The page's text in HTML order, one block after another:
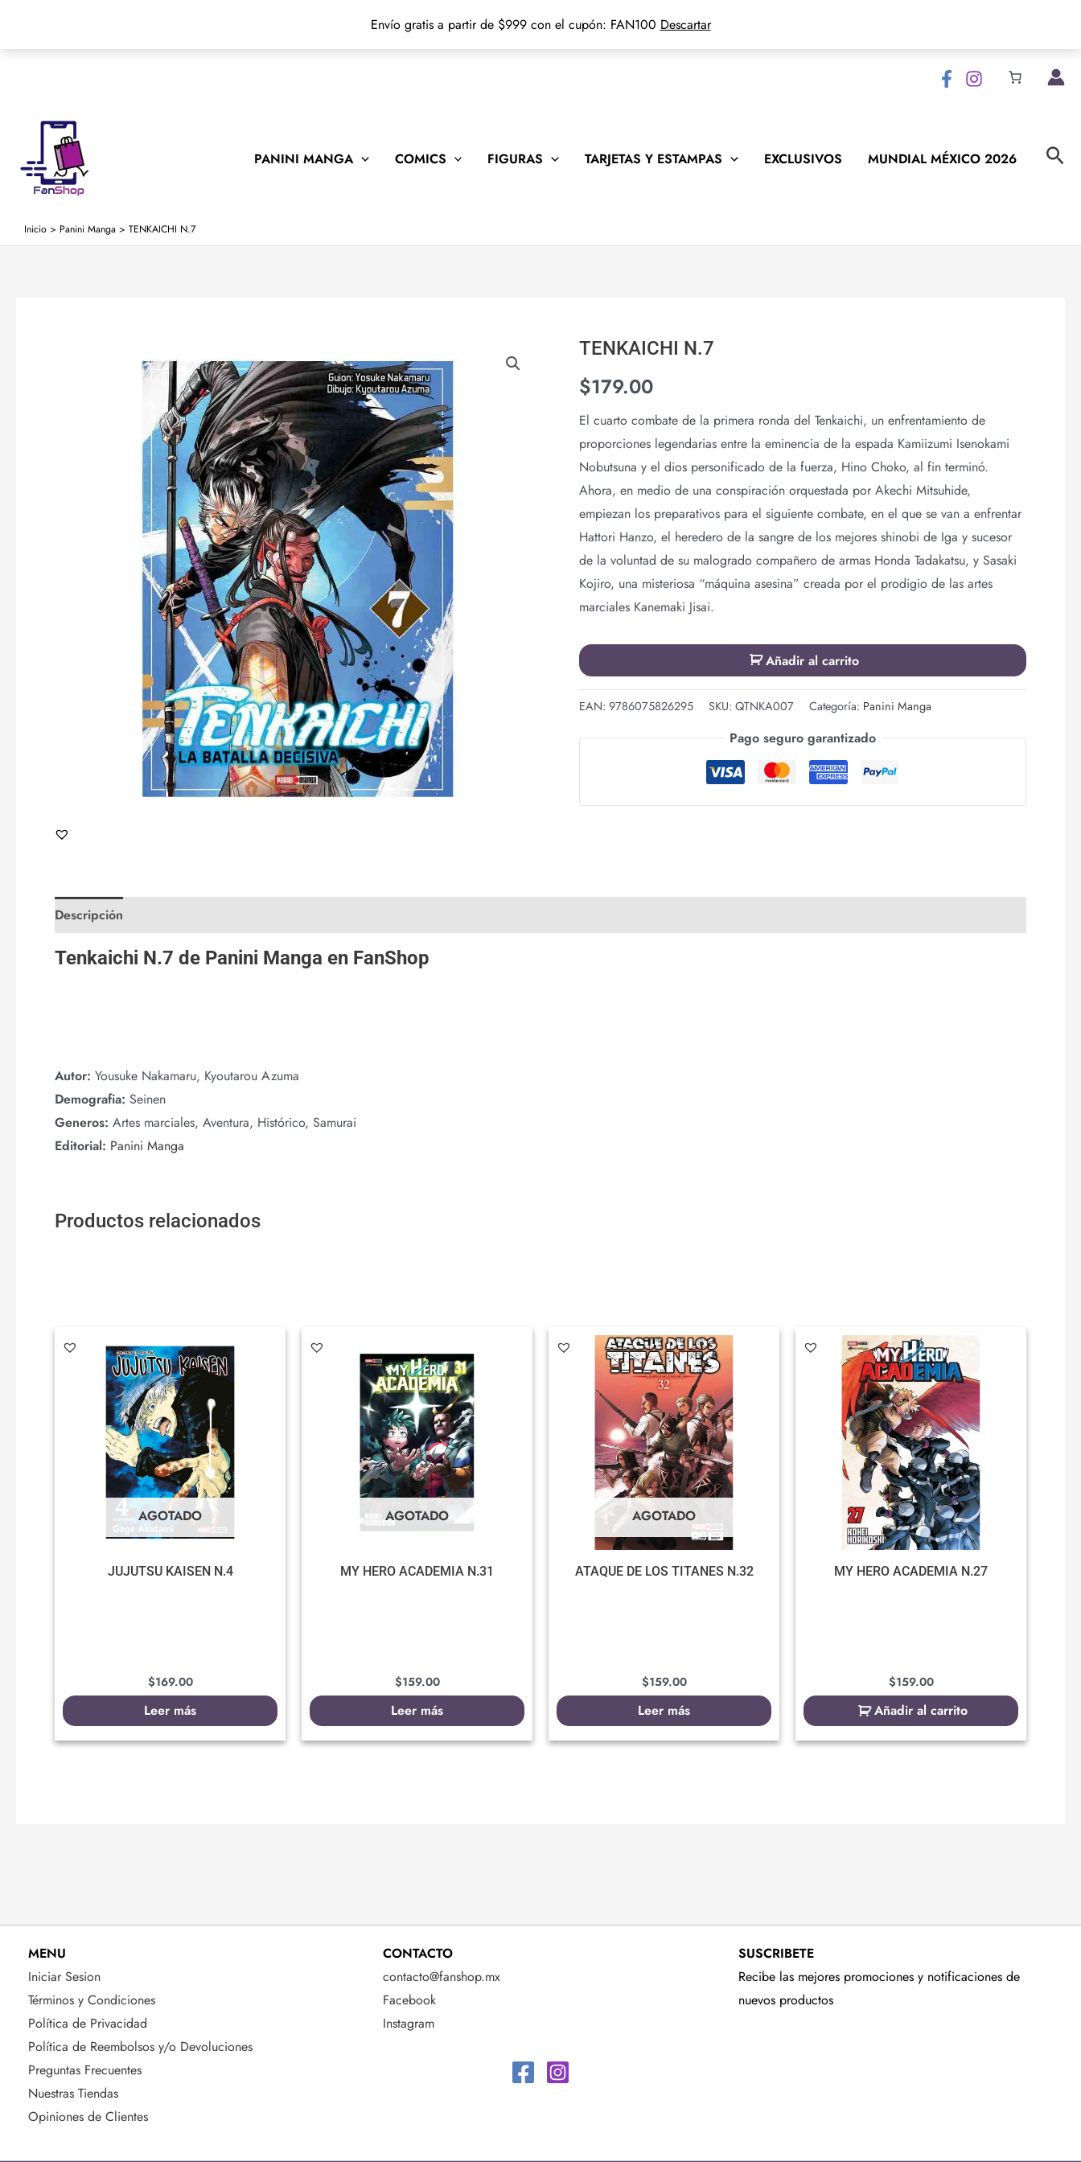
Envío gratis a partir de $999 con el cupón: FAN100 Descartar
PANINI MANGA COMICS FIGURAS TARJETAS Y ESTAMPAS EXCLUSIVOS MUNDIAL MÉXICO 2026
Inicio > Panini Manga > TENKAICHI N.7
TENKAICHI N.7
$179.00
El cuarto combate de la primera ronda del Tenkaichi, un enfrentamiento de
proporciones legendarias entre la eminencia de la espada Kamiizumi Isenokami
Nobutsuna y el dios personificado de la fuerza, Hino Choko, al fin terminó.
Ahora, en medio de una conspiración orquestada por Akechi Mitsuhide,
empiezan los preparativos para el siguiente combate, en el que se van a enfrentar
Hattori Hanzo, el heredero de la sangre de los mejores shinobi de Iga y sucesor
de la voluntad de su malogrado compañero de armas Honda Tadakatsu, y Sasaki
Kojiro, una misteriosa “máquina asesina” creada por el prodigio de las artes
marciales Kanemaki Jisai.
TENKAICHI
cantidad
Añadir al carrito
EAN:9786075826295 SKU:QTNKA007 Categoría: Panini Manga
Pago seguro garantizado
Descripción
Tenkaichi N.7 de Panini Manga en FanShop
Autor: Yousuke Nakamaru, Kyoutarou Azuma
Demografia: Seinen
Generos: Artes marciales, Aventura, Histórico, Samurai
Editorial: Panini Manga
Productos relacionados
AGOTADO
JUJUTSU KAISEN N.4
$169.00
Leer más
AGOTADO
MY HERO ACADEMIA N.31
$159.00
Leer más
AGOTADO
ATAQUE DE LOS TITANES N.32
$159.00
Leer más
MY HERO ACADEMIA N.27
$159.00
Añadir al carrito
MENU
Iniciar Sesion
Términos y Condiciones
Política de Privacidad
Política de Reembolsos y/o Devoluciones
Preguntas Frecuentes
Nuestras Tiendas
Opiniones de Clientes
CONTACTO
contacto@fanshop.mx
Facebook
Instagram
SUSCRIBETE
Recibe las mejores promociones y notificaciones de
nuevos productos